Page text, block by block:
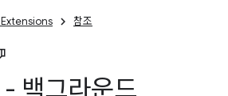
참조
백그라운드